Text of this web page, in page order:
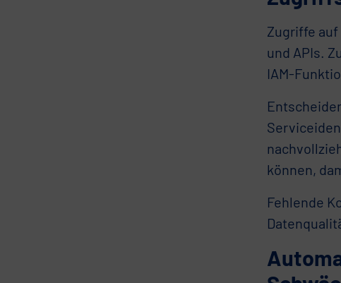
Zugriffe
und APIs.
IAM-
können,
Fehlende